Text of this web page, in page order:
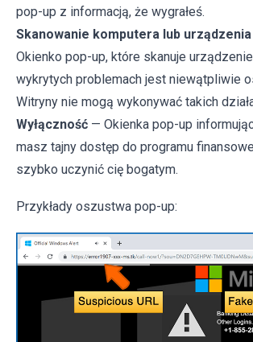
pop-up z informacją, że wygrałeś.
Skanowanie komputera lub
Okienko pop-up, które skanuje
wykrytych problemach jest niewątpliwie
Witryny nie mogą wykonywać takich
Wyłączność — Okienka pop-up
masz tajny dostęp do programu
szybko uczynić cię bogatym.
Przykłady oszustwa pop-up: